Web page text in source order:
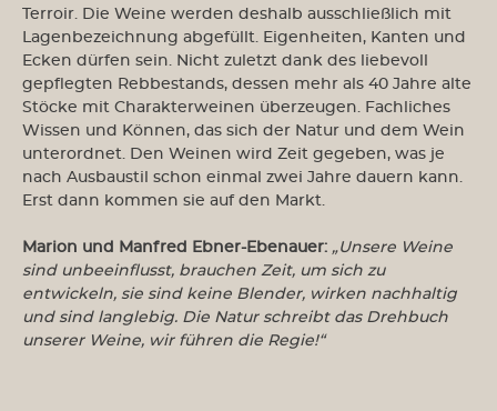
Terroir. Die Weine werden deshalb ausschließlich mit
Lagenbezeichnung abgefüllt. Eigenheiten, Kanten und
Ecken dürfen sein. Nicht zuletzt dank des liebevoll
gepflegten Rebbestands, dessen mehr als 40 Jahre alte
Stöcke mit Charakterweinen überzeugen. Fachliches
Wissen und Können, das sich der Natur und dem Wein
unterordnet. Den Weinen wird Zeit gegeben, was je
nach Ausbaustil schon einmal zwei Jahre dauern kann.
Erst dann kommen sie auf den Markt.
Marion und Manfred Ebner-Ebenauer: „Unsere Weine
sind unbeeinflusst, brauchen Zeit, um sich zu
entwickeln, sie sind keine Blender, wirken nachhaltig
und sind langlebig. Die Natur schreibt das Drehbuch
unserer Weine, wir führen die Regie!“